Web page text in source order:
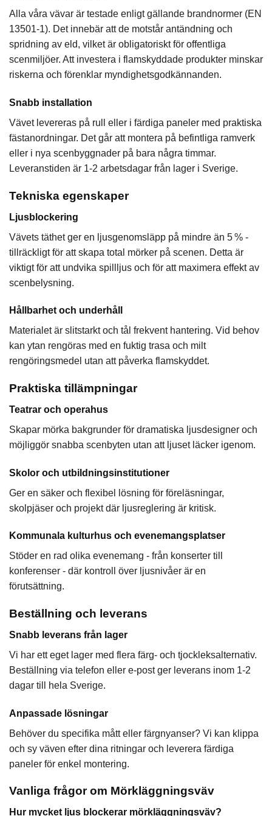
Alla våra vävar är testade enligt gällande brandnormer (EN
13501-1). Det innebär att de motstår antändning och
spridning av eld, vilket är obligatoriskt för offentliga
scenmiljöer. Att investera i flamskyddade produkter minskar
riskerna och förenklar myndighetsgodkännanden.
Snabb installation
Vävet levereras på rull eller i färdiga paneler med praktiska
fästanordningar. Det går att montera på befintliga ramverk
eller i nya scenbyggnader på bara några timmar.
Leveranstiden är 1-2 arbetsdagar från lager i Sverige.
Tekniska egenskaper
Ljusblockering
Vävets täthet ger en ljusgenomsläpp på mindre än 5 % -
tillräckligt för att skapa total mörker på scenen. Detta är
viktigt för att undvika spillljus och för att maximera effekt av
scenbelysning.
Hållbarhet och underhåll
Materialet är slitstarkt och tål frekvent hantering. Vid behov
kan ytan rengöras med en fuktig trasa och milt
rengöringsmedel utan att påverka flamskyddet.
Praktiska tillämpningar
Teatrar och operahus
Skapar mörka bakgrunder för dramatiska ljusdesigner och
möjliggör snabba scenbyten utan att ljuset läcker igenom.
Skolor och utbildningsinstitutioner
Ger en säker och flexibel lösning för föreläsningar,
skolpjäser och projekt där ljusreglering är kritisk.
Kommunala kulturhus och evenemangsplatser
Stöder en rad olika evenemang - från konserter till
konferenser - där kontroll över ljusnivåer är en
förutsättning.
Beställning och leverans
Snabb leverans från lager
Vi har ett eget lager med flera färg- och tjockleksalternativ.
Beställning via telefon eller e-post ger leverans inom 1-2
dagar till hela Sverige.
Anpassade lösningar
Behöver du specifika mått eller färgnyanser? Vi kan klippa
och sy väven efter dina ritningar och leverera färdiga
paneler för enkel montering.
Vanliga frågor om Mörkläggningsväv
Hur mycket ljus blockerar mörkläggningsväv?